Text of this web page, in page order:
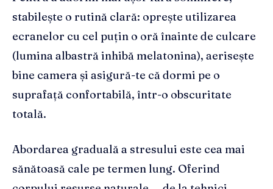
stabilește o rutină clară: oprește utilizarea
ecranelor cu cel puțin o oră înainte de culcare
(lumina albastră inhibă melatonina), aerisește
bine camera și asigură-te că dormi pe o
suprafață confortabilă, într-o obscuritate
totală.
Abordarea graduală a stresului este cea mai
sănătoasă cale pe termen lung. Oferind